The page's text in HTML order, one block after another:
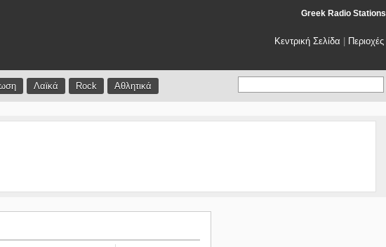
Greek Radio Stations
Κεντρική Σελίδα Περιοχές
Λαϊκά Rock Αθλητικά